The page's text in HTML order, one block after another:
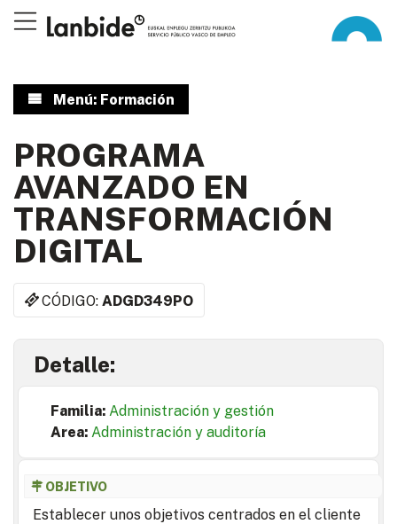
Menú: Formación
PROGRAMA
AVANZADO EN
TRANSFORMACIÓN
DIGITAL
CÓDIGO:ADGD349PO
Detalle:
Familia: Administración y gestión
Area: Administración y auditoría
OBJETIVO
Establecer unos objetivos centrados en el cliente